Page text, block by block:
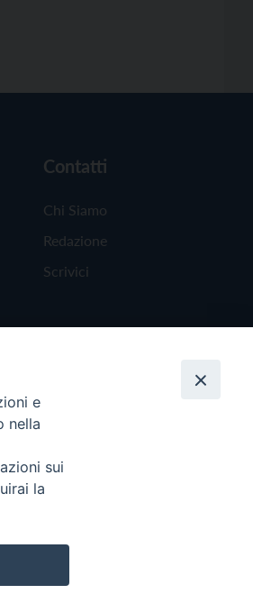
Contatti
Chi Siamo
Redazione
Scrivici
e
nella
sui
la